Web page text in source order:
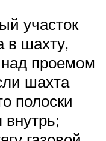
участок
в шахту,
проемом
шахта
полоски
внутрь;